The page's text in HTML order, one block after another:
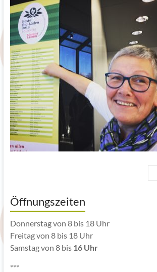
Öffnungszeiten
Donnerstag von 8 bis 18 Uhr
Freitag von 8 bis 18 Uhr
Samstag von 8 bis 16 Uhr
***